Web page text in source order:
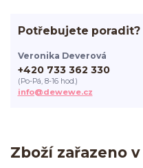
Zboží zařazeno
Potřebujete poradit?
Veronika Deverová
+420 733 362 330
(Po-Pá, 8-16 hod.)
info@dewewe.cz